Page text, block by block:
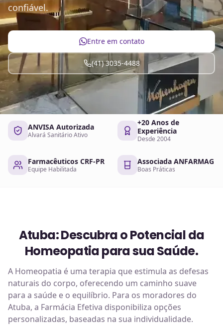
confiável.
Entre em contato
(41) 3035-4488
ANVISA Autorizada
Alvará Sanitário Ativo
+20 Anos de
Experiência
Desde 2004
Farmacêuticos CRF-PR
Equipe Habilitada
Associada ANFARMAG
Boas Práticas
Atuba: Descubra o Potencial da
Homeopatia para sua Saúde.
A Homeopatia é uma terapia que estimula as defesas
naturais do corpo, oferecendo um caminho suave
para a saúde e o equilíbrio. Para os moradores do
Atuba, a Farmácia Efetiva disponibiliza opções
personalizadas, baseadas na sua individualidade.